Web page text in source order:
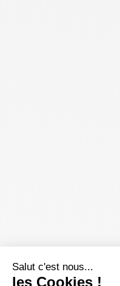
Salut c'est nous...
les Cookies !